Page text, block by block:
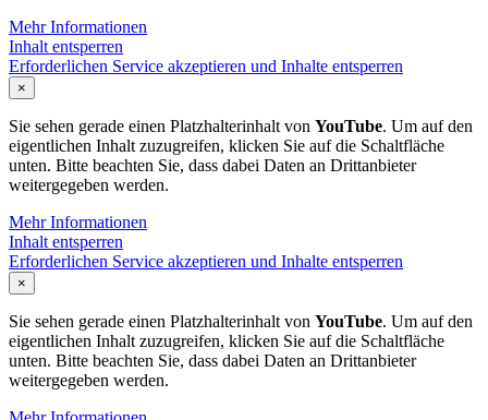
Mehr Informationen
Inhalt entsperren
Erforderlichen Service akzeptieren und Inhalte entsperren
×
Sie sehen gerade einen Platzhalterinhalt von YouTube. Um auf den
eigentlichen Inhalt zuzugreifen, klicken Sie auf die Schaltfläche
unten. Bitte beachten Sie, dass dabei Daten an Drittanbieter
weitergegeben werden.
Mehr Informationen
Inhalt entsperren
Erforderlichen Service akzeptieren und Inhalte entsperren
×
Sie sehen gerade einen Platzhalterinhalt von YouTube. Um auf den
eigentlichen Inhalt zuzugreifen, klicken Sie auf die Schaltfläche
unten. Bitte beachten Sie, dass dabei Daten an Drittanbieter
weitergegeben werden.